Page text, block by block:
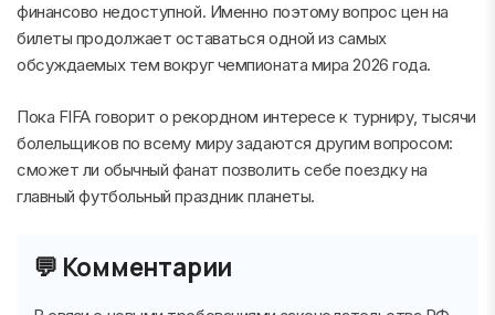
финансово недоступной. Именно поэтому вопрос цен на
билеты продолжает оставаться одной из самых
обсуждаемых тем вокруг чемпионата мира 2026 года.
Пока FIFA говорит о рекордном интересе к турниру, тысячи
болельщиков по всему миру задаются другим вопросом:
сможет ли обычный фанат позволить себе поездку на
главный футбольный праздник планеты.
💬 Комментарии